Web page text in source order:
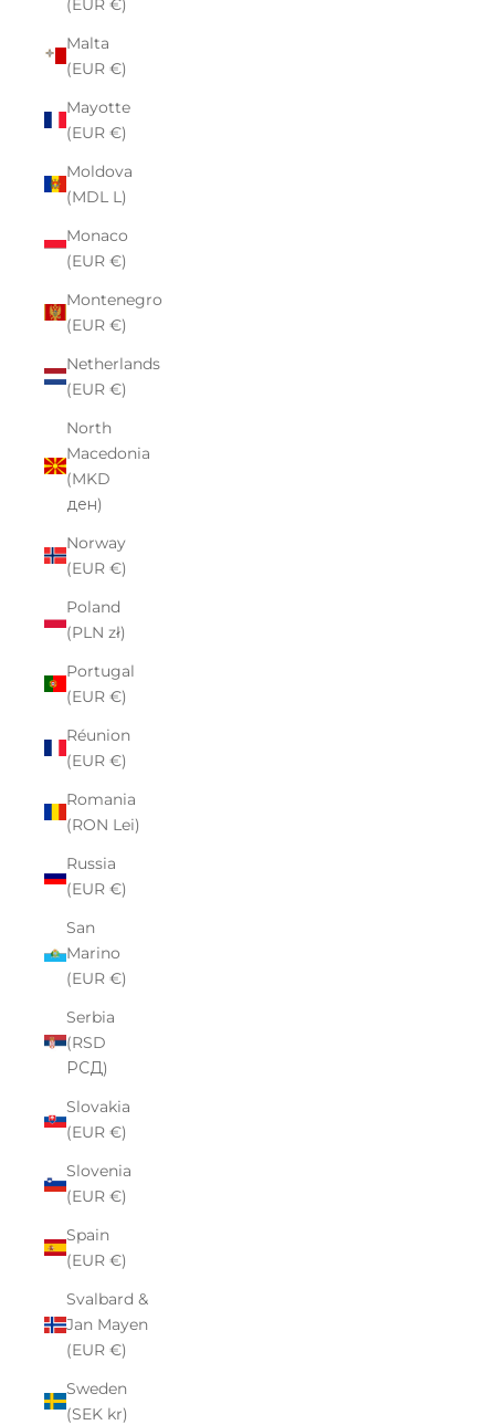
(EUR €)
Malta
(EUR €)
Mayotte
(EUR €)
Moldova
(MDL L)
Monaco
(EUR €)
Montenegro
(EUR €)
Netherlands
(EUR €)
North
Macedonia
(MKD
ден)
Norway
(EUR €)
Poland
(PLN zł)
Portugal
(EUR €)
Réunion
(EUR €)
Romania
(RON Lei)
Russia
(EUR €)
San
Marino
(EUR €)
Serbia
(RSD
РСД)
Slovakia
(EUR €)
Slovenia
(EUR €)
Spain
(EUR €)
Svalbard &
Jan Mayen
(EUR €)
Sweden
(SEK kr)